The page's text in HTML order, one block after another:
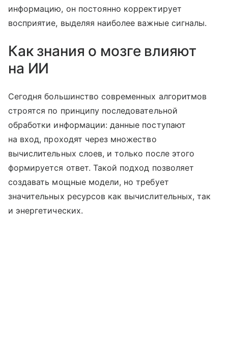
информацию, он постоянно корректирует
восприятие, выделяя наиболее важные сигналы.
Как знания о мозге влияют
на ИИ
Сегодня большинство современных алгоритмов
строятся по принципу последовательной
обработки информации: данные поступают
на вход, проходят через множество
вычислительных слоев, и только после этого
формируется ответ. Такой подход позволяет
создавать мощные модели, но требует
значительных ресурсов как вычислительных, так
и энергетических.